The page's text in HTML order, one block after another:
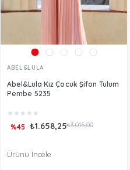
ABEL&LULA
Abel&Lula Kız Çocuk Şifon Tulum
Pembe 5235
★ ★ ★ ★ ★
₺1.658,25₺3.015,00
%45
Ürünü İncele